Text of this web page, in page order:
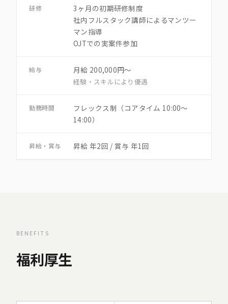
研修
3ヶ月の初期研修制度
社内フルスタック講師によるマンツー
マン指導
OJTでの実案件参加
給与 月給 200,000円〜
経験・スキルにより優遇
勤務時間
フレックス制（コアタイム 10:00〜
14:00）
昇給・賞与 昇給 年2回 / 賞与 年1回
BENEFITS
福利厚生